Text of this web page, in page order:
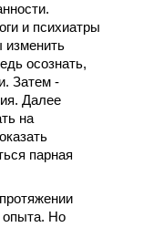
и психиатры
осознать,
Затем -
Далее
на
парная
опыта. Но